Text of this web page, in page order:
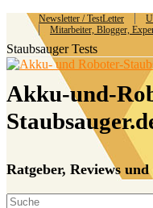
Newsletter / TestLetter
Mitarbeiter, Blogger,
Staubsauger Tests
Akku-und-
Ratgeber, Reviews